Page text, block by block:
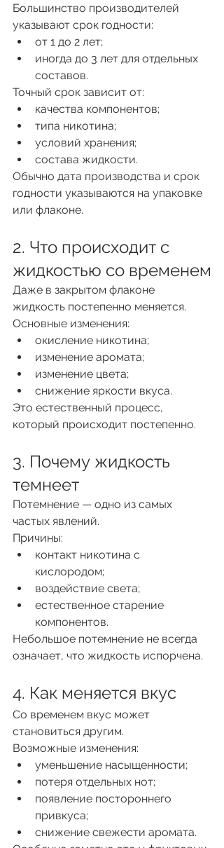
Большинство производителей
указывают срок годности:
от 1 до 2 лет;
иногда до 3 лет для отдельных
составов.
Точный срок зависит от:
качества компонентов;
типа никотина;
условий хранения;
состава жидкости.
Обычно дата производства и срок
годности указываются на упаковке
или флаконе.
2. Что происходит с
жидкостью со временем
Даже в закрытом флаконе
жидкость постепенно меняется.
Основные изменения:
окисление никотина;
изменение аромата;
изменение цвета;
снижение яркости вкуса.
Это естественный процесс,
который происходит постепенно.
3. Почему жидкость
темнеет
Потемнение — одно из самых
частых явлений.
Причины:
контакт никотина с
кислородом;
воздействие света;
естественное старение
компонентов.
Небольшое потемнение не всегда
означает, что жидкость испорчена.
4. Как меняется вкус
Со временем вкус может
становиться другим.
Возможные изменения:
уменьшение насыщенности;
потеря отдельных нот;
появление постороннего
привкуса;
снижение свежести аромата.